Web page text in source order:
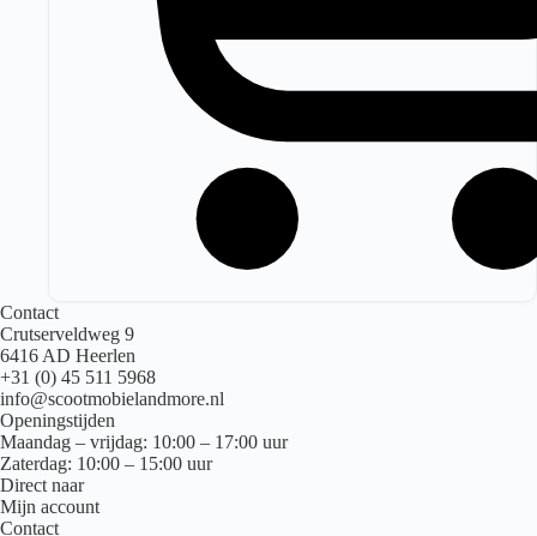
Contact
Crutserveldweg 9
6416 AD Heerlen
+31 (0) 45 511 5968
info@scootmobielandmore.nl
Openingstijden
Maandag – vrijdag: 10:00 – 17:00 uur
Zaterdag: 10:00 – 15:00 uur
Direct naar
Mijn account
Contact